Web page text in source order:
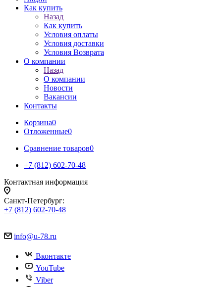
Как купить
Назад
Как купить
Условия оплаты
Условия доставки
Условия Возврата
О компании
Назад
О компании
Новости
Вакансии
Контакты
Корзина0
Отложенные0
Сравнение товаров0
+7 (812) 602-70-48
Контактная информация
Санкт-Петербург:
+7 (812) 602-70-48
info@u-78.ru
Вконтакте
YouTube
Viber